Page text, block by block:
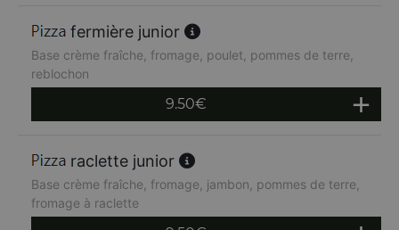
fermière junior
Base crème fraîche, fromage, poulet, pommes de terre,
reblochon
9.50€
raclette junior
Base crème fraîche, fromage, jambon, pommes de terre,
fromage à raclette